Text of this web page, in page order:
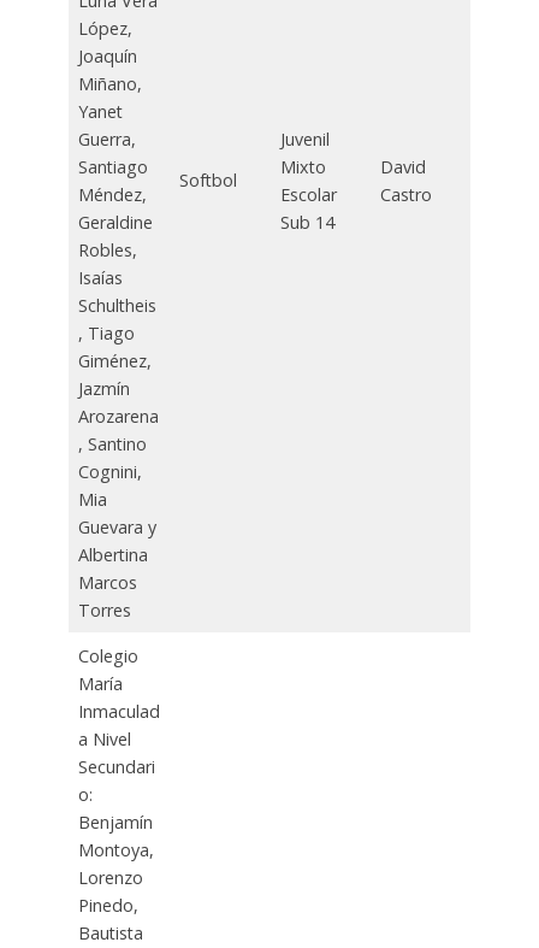
López,
Joaquín
Miñano,
Yanet
Guerra,
Santiago
Méndez,
Geraldine
Robles,
Isaías
Schultheis
, Tiago
Giménez,
Jazmín
Arozarena
, Santino
Cognini,
Mia
Guevara y
Albertina
Marcos
Torres
Softbol
Juvenil
Mixto
Escolar
Sub 14
David
Castro
Colegio
María
Inmaculad
a Nivel
Secundari
o:
Benjamín
Montoya,
Lorenzo
Pinedo,
Bautista